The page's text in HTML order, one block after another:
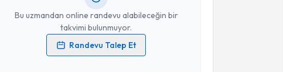
Bu uzmandan online randevu alabileceğin bir
takvimi bulunmuyor.
Randevu Talep Et
Kişisel verilerimin işlenmesine ilişkinAydınlatma Metni